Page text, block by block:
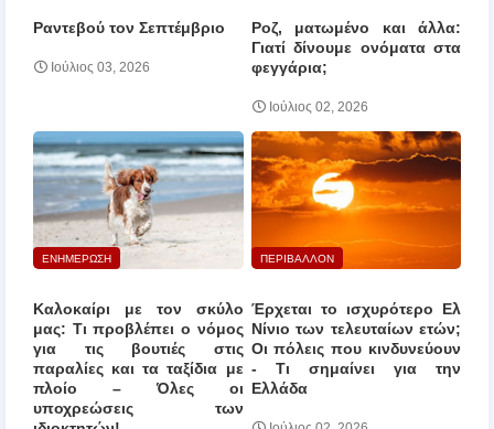
Ραντεβού τον Σεπτέμβριο
Ιούλιος 03, 2026
Ροζ, ματωμένο και άλλα:
Γιατί δίνουμε ονόματα στα
φεγγάρια;
Ιούλιος 02, 2026
ΕΝΗΜΕΡΩΣΗ
Καλοκαίρι με τον σκύλο
μας: Τι προβλέπει ο νόμος
για τις βουτιές στις
παραλίες και τα ταξίδια με
πλοίο – Όλες οι
υποχρεώσεις των
ΠΕΡΙΒΑΛΛΟΝ
Έρχεται το ισχυρότερο Ελ
Νίνιο των τελευταίων ετών;
Οι πόλεις που κινδυνεύουν
‑ Τι σημαίνει για την
Ελλάδα